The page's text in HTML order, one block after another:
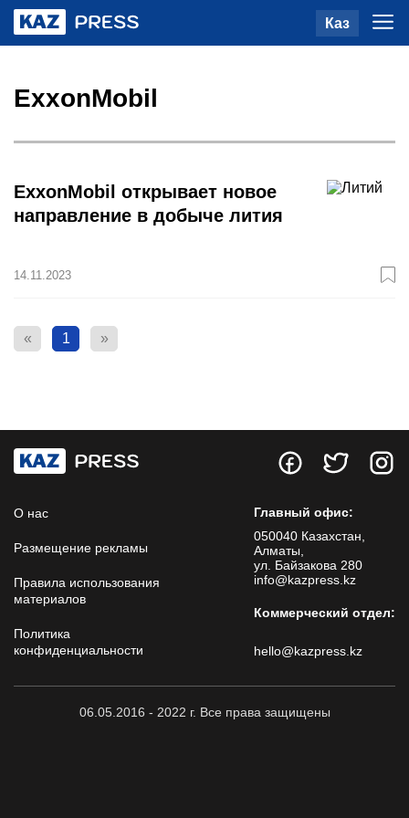
Каз
ExxonMobil
14.11.2023
ExxonMobil открывает новое
направление в добыче лития
« 1 »
О нас
Размещение рекламы
Правила использования
материалов
Политика
конфиденциальности
Главный офис:
050040 Казахстан,
Алматы,
ул. Байзакова 280
info@kazpress.kz
Коммерческий отдел:
hello@kazpress.kz
06.05.2016 - 2022 г. Все права защищены